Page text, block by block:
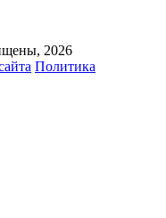
2026
Политика